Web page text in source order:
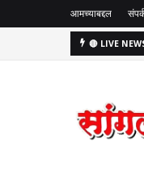
आमच्याबद्दल
🔴 LIVE